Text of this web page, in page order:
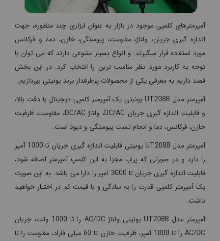
آمپرمترهای کلمپی موجود در بازار به عنوان ابزاری چند منظوره، جهت
اندازه گیری جریان، ولتاژ، مقاومت، پیوستگی، خازن، دما، و فرکانس
مورد استفاده قرار میگیرند. و انواع بسیار متنوعی دارند که می توان با
توجه به کاربرد مورد نظر مناسب ترین را انتخاب کرد. در این بخش
قصد داریم به معرفی یکی از محصولات پرطرفدار برند یونیتی بپردازیم.
آمپرمتر مدل UT208B یونیتی یک آمپرمتر کلمپی دیجیتال با دقت بالا،
و قابلیت اندازه گیری جریان DC/AC، ولتاژ DC/AC، مقاومت، ظرفیت
خازن، فرکانس، دما و انجام تست پیوستگی و دیود است.
آمپرمتر مدل UT208B یونیتی قابلیت اندازه گیری جریان تا 1000 آمپر
را دارد و در صورتی که پراب مجزا به این کلمپ آمپرمتر اضافه شود،
قابلیت اندازه گیری جریان تا 3000 آمپر را دارا می باشد. به این صورت
یک آمپرمتر کلمپی قدرت را به سادگی و با قیمت کم در اختیار خواهید
داشت.
آمپرمتر مدل UT208B یونیتی ولتاژ AC/DC را تا 1000 ولت، جریان
AC/DC را تا 1000 آمپر، ظرفیت خازن تا 60 میلی فاراد، مقاومت را تا